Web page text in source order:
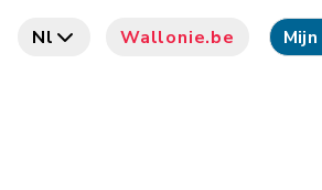
Nl Wallonie.be